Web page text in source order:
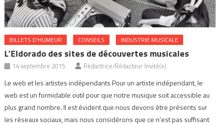
BILLETS D'HUMEUR CONSEILS INDUSTRIE MUSICALE
L’Eldorado des sites de découvertes musicales
14 septembre 2015 Rédactrice/Rédacteur Invité(e)
Le web et les artistes indépendants Pour un artiste indépendant, le
web est un formidable outil pour que notre musique soit accessible au
plus grand nombre. Il est évident que nous devons être présents sur
les réseaux sociaux, mais nous considérons que ce n’est pas suffisant